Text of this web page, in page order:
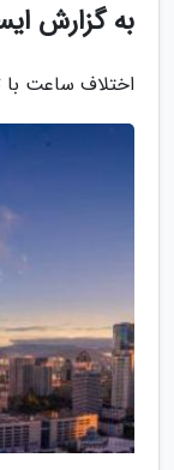
به گزارش
اختلاف ساعت با